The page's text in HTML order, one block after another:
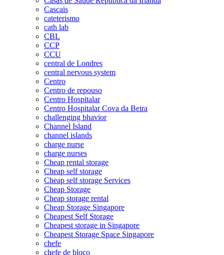
Cascais
cateterismo
cath lab
CBL
CCP
CCU
central de Londres
central nervous system
Centro
Centro de repouso
Centro Hospitalar
Centro Hospitalar Cova da Beira
challenging bhavior
Channel Island
channel islands
charge nurse
charge nurses
Cheap rental storage
Cheap self storage
Cheap self storage Services
Cheap Storage
Cheap storage rental
Cheap Storage Singapore
Cheapest Self Storage
Cheapest storage in Singapore
Cheapest Storage Space Singapore
chefe
chefe de bloco